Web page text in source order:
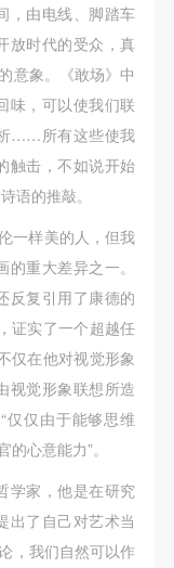
，由电线、脚踏车
放时代的受众，真
意象。《敢场》中
味，可以使我们联
……所有这些使我
触击，不如说开始
语的推敲。
一样美的人，但我
重大差异之一。
反复引用了康德的
证实了一个超越任
仅在他对视觉形象
视觉形象联想所造
仅仅由于能够思维
心意能力”。
学家，他是在研究
出了自己对艺术当
，我们自然可以作